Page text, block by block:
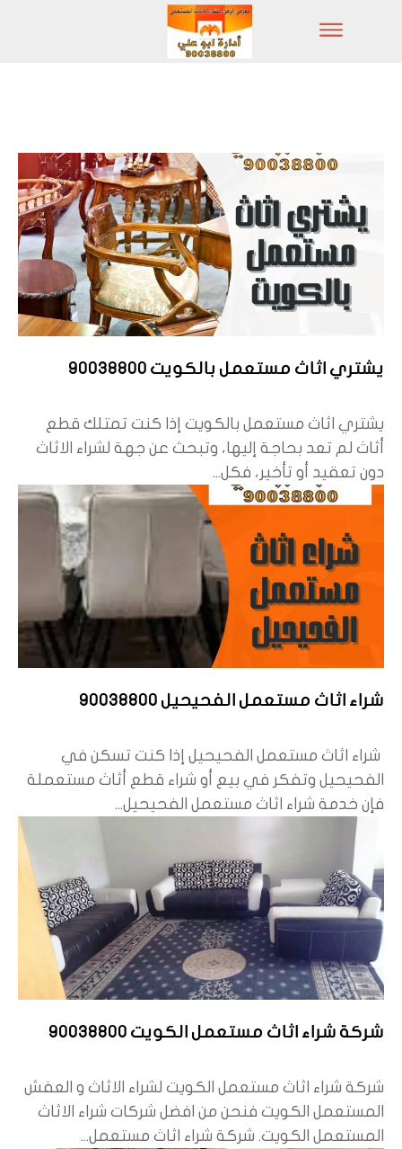
يشتري اثاث مستعمل بالكويت 90038800
يشتري اثاث مستعمل بالكويت إذا كنت تمتلك قطع
أثاث لم تعد بحاجة إليها، وتبحث عن جهة لشراء الاثاث
دون تعقيد أو تأخير، فكل...
شراء اثاث مستعمل الفحيحيل 90038800
شراء اثاث مستعمل الفحيحيل إذا كنت تسكن في
الفحيحيل وتفكر في بيع أو شراء قطع أثاث مستعملة
فإن خدمة شراء اثاث مستعمل الفحيحيل...
شركة شراء اثاث مستعمل الكويت 90038800
شركة شراء اثاث مستعمل الكويت لشراء الاثاث و العفش
المستعمل الكويت فنحن من افضل شركات شراء الاثاث
المستعمل الكويت. شركة شراء اثاث مستعمل...